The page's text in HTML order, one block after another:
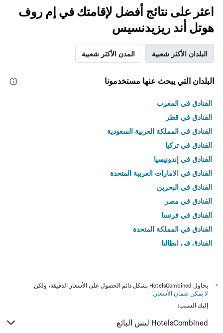
اعثر على نتائج أفضل لإقامتك في إم روف
هوتل أند ريزيدنسيس
البلدان الأكثر شعبية المدن الأكثر شعبية
البلدان التي يبحث عنها مستخدمونا
الفنادق في المغرب
الفنادق في قطر
الفنادق في المملكة العربية السعودية
الفنادق في تركيا
الفنادق في إندونيسيا
الفنادق في الامارات العربية المتحدة
الفنادق في البحرين
الفنادق في مصر
الفنادق في فرنسا
الفنادق في المملكة المتحدة
الفنادق في إيطاليا
*
يحاول HotelsCombined بشكل دائم الحصول على الأسعار الدقيقة، ولكن
لا يمكن ضمان الأسعار .
إليك السبب:
HotelsCombined ليس البائع